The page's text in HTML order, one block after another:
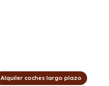
Alquiler coches largo plazo